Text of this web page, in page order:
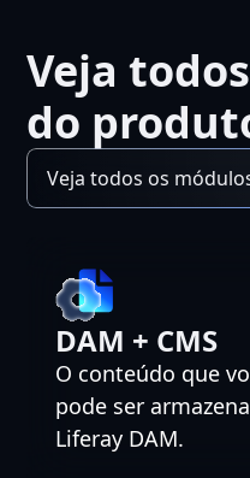
Veja
do
Veja todos os
DAM + CMS
O conteúdo que
pode ser
Liferay DAM.